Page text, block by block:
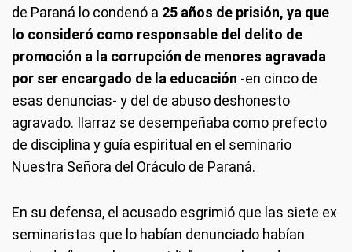
de Paraná lo condenó a 25 años de prisión, ya que
lo consideró como responsable del delito de
promoción a la corrupción de menores agravada
por ser encargado de la educación -en cinco de
esas denuncias- y del de abuso deshonesto
agravado. Ilarraz se desempeñaba como prefecto
de disciplina y guía espiritual en el seminario
Nuestra Señora del Oráculo de Paraná.
En su defensa, el acusado esgrimió que las siete ex
seminaristas que lo habían denunciado habían